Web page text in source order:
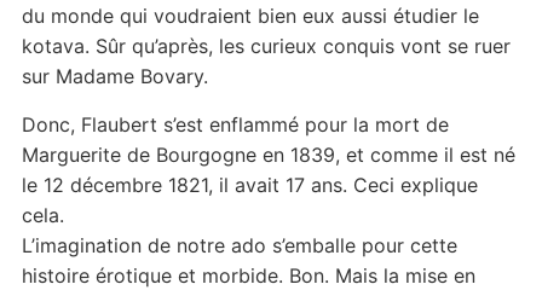
du monde qui voudraient bien eux aussi étudier le
kotava. Sûr qu’après, les curieux conquis vont se ruer
sur Madame Bovary.
Donc, Flaubert s’est enflammé pour la mort de
Marguerite de Bourgogne en 1839, et comme il est né
le 12 décembre 1821, il avait 17 ans. Ceci explique
cela.
L’imagination de notre ado s’emballe pour cette
histoire érotique et morbide. Bon. Mais la mise en